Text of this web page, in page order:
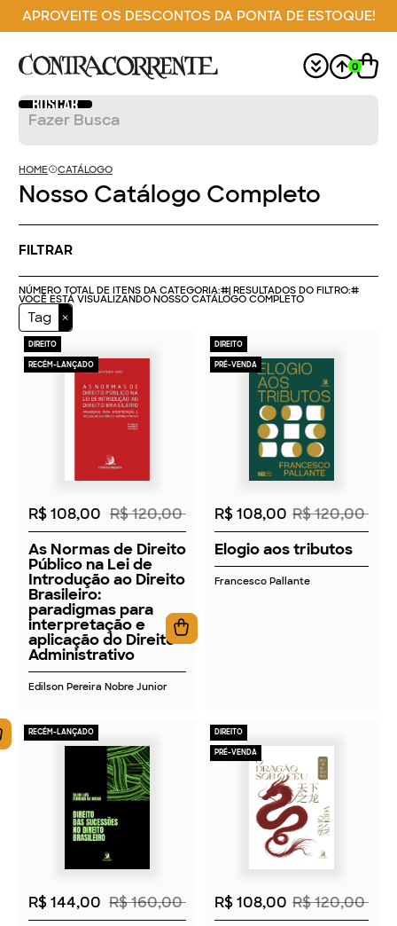
APROVEITE OS DESCONTOS DA PONTA DE ESTOQUE!
0
HOME CATÁLOGO
Nosso Catálogo Completo
FILTRAR
NÚMERO TOTAL DE ITENS DA CATEGORIA:#| RESULTADOS DO FILTRO:#
VOCÊ ESTÁ VISUALIZANDO NOSSO CATÁLOGO COMPLETO
Tag
DIREITO
RECÉM-LANÇADO
2026
R$ 108,00 R$ 120,00
As Normas de Direito
Público na Lei de
Introdução ao Direito
Brasileiro:
paradigmas para
interpretação e
aplicação do Direito
Administrativo
Edilson Pereira Nobre Junior
DIREITO
PRÉ-VENDA
2026
R$ 108,00 R$ 120,00
Elogio aos tributos
Francesco Pallante
RECÉM-LANÇADO
R$ 144,00 R$ 160,00
DIREITO
PRÉ-VENDA
2026
R$ 108,00 R$ 120,00